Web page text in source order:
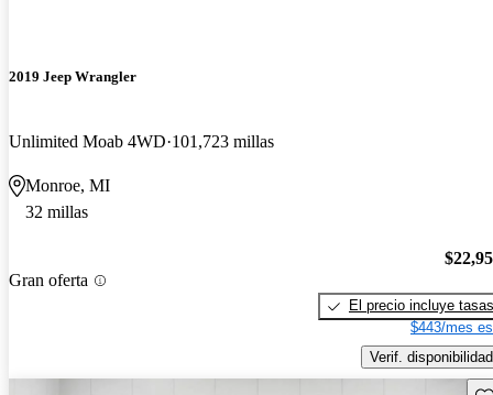
2019 Jeep Wrangler
Unlimited Moab 4WD 101,723 millas
Monroe, MI
32 millas
Gran oferta
El precio incluye tasas
$443/mes
Verif. disponibilidad